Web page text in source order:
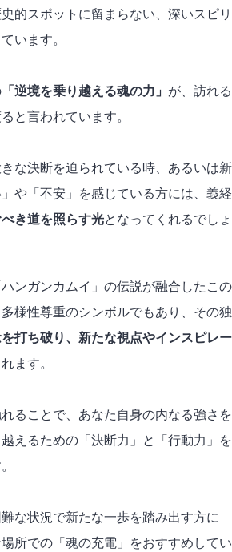
的スポットに留まらない、深いスピリ
います。
「逆境を乗り越える魂の力」 が、訪れる
と言われています。
な決断を迫られている時、あるいは新
や「不安」を感じている方には、義経
き道を照らす光となってくれるでしょ
ンガンカムイ」の伝説が融合したこの
様性尊重のシンボルでもあり、その独
を打ち破り、新たな視点やインスピレー
ます。
ることで、あなた自身の内なる強さを
えるための「決断力」と「行動力」を
な状況で新たな一歩を踏み出す方に
所での「魂の充電」をおすすめしてい